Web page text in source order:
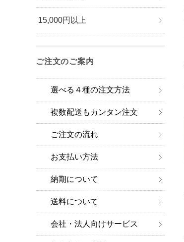
15,000円以上
ご注文のご案内
選べる４種の注文方法
複数配送もカンタン注文
ご注文の流れ
お支払い方法
納期について
送料について
会社・法人向けサービス